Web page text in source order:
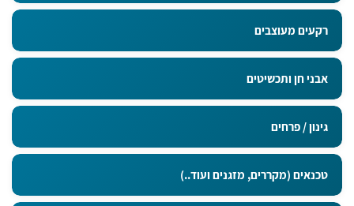
רקעים מעוצבים
אבני חן ותכשיטים
גינון / פרחים
טכנאים (מקררים, מזגנים ועוד..)